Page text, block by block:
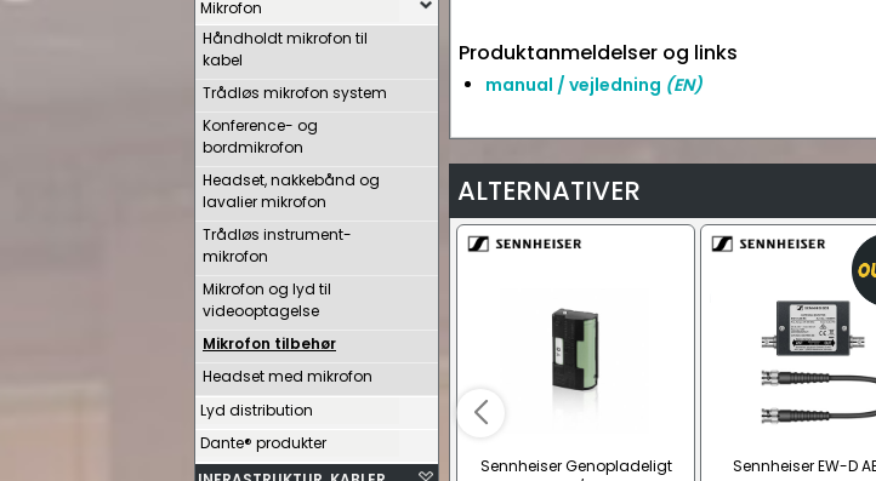
Mikrofon
Håndholdt mikrofon til
kabel
Trådløs mikrofon system
Konference- og
bordmikrofon
Headset, nakkebånd og
lavalier mikrofon
Trådløs instrument-
mikrofon
Mikrofon og lyd til
videooptagelse
Mikrofon tilbehør
Headset med mikrofon
Lyd distribution
Dante® produkter
Produktanmeldelser og links
manual / vejledning (EN)
ALTERNATIVER
Sennheiser Genopladeligt
Sennheiser EW-D